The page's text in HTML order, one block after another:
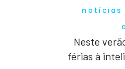
notícias
Neste
férias à